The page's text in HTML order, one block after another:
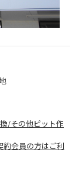
/その他ピット作
会員の方はご利